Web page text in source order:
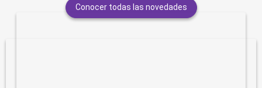
Conocer todas las novedades